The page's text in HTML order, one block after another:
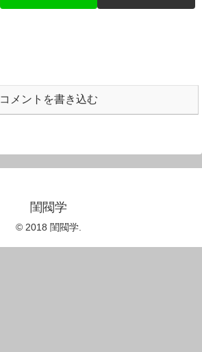
コメントを書き込む
閨閥学
© 2018 閨閥学.